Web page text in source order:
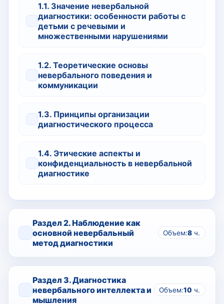
1.1. Значение невербальной
диагностики: особенности работы с
детьми с речевыми и
множественными нарушениями
1.2. Теоретические основы
невербального поведения и
коммуникации
1.3. Принципы организации
диагностического процесса
1.4. Этические аспекты и
конфиденциальность в невербальной
диагностике
Раздел 2. Наблюдение как
основной невербальный
метод диагностики
Объем:8 ч.
Раздел 3. Диагностика
невербального интеллекта и
мышления
Объем:10 ч.